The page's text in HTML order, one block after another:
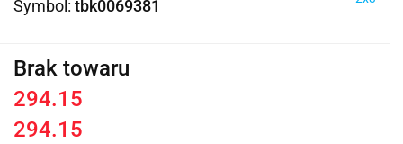
Symbol: tbk0069381
Brak towaru
294.15
294.15